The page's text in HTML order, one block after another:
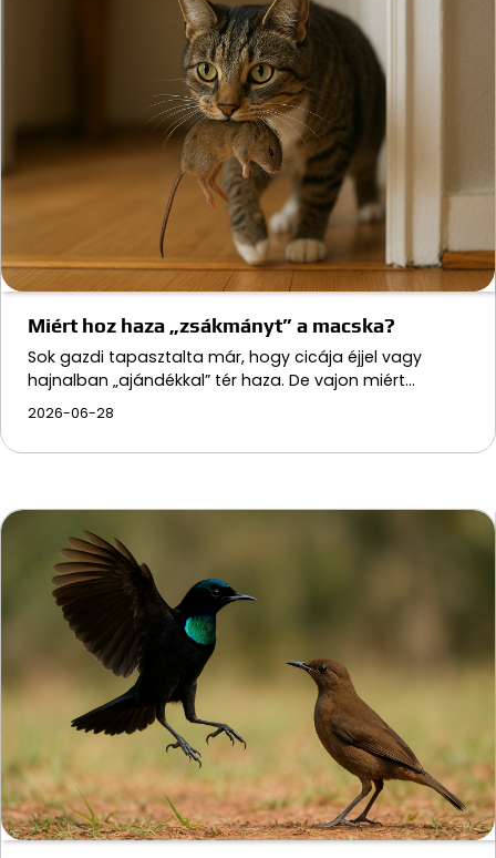
Miért hoz haza „zsákmányt” a macska?
Sok gazdi tapasztalta már, hogy cicája éjjel vagy
hajnalban „ajándékkal” tér haza. De vajon miért…
2026-06-28